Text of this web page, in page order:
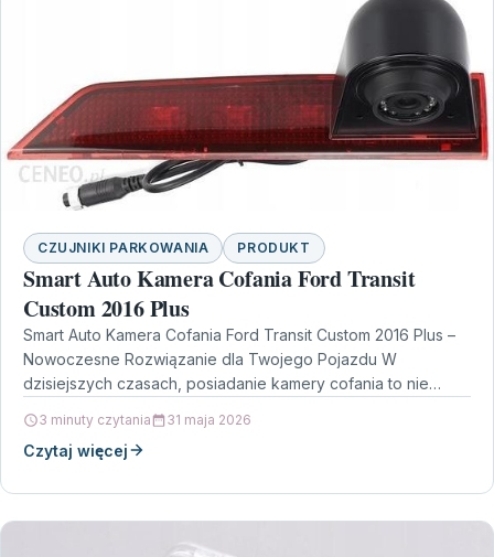
CZUJNIKI PARKOWANIA PRODUKT
Smart Auto Kamera Cofania Ford Transit
Custom 2016 Plus
Smart Auto Kamera Cofania Ford Transit Custom 2016 Plus –
Nowoczesne Rozwiązanie dla Twojego Pojazdu W
dzisiejszych czasach, posiadanie kamery cofania to nie
3 minuty czytania 31 maja 2026
Czytaj więcej